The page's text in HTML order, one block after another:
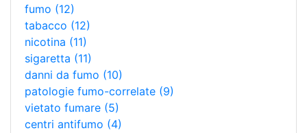
fumo (12)
tabacco (12)
nicotina (11)
sigaretta (11)
danni da fumo (10)
patologie fumo-correlate (9)
vietato fumare (5)
centri antifumo (4)